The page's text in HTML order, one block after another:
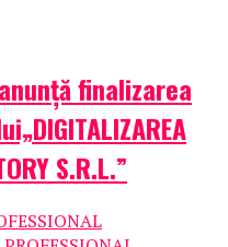
anunţă finalizarea
S.R.L.”